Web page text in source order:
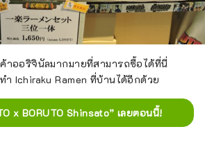
าออริจินัลมากมายที่สามารถซื้อได้ที่นี่
Ichiraku Ramen ที่บ้านได้อีกด้วย
x BORUTO Shinsato” เลยตอนนี้!